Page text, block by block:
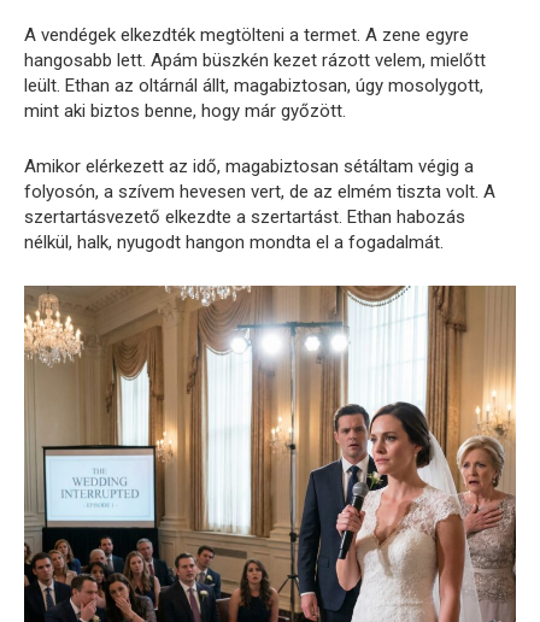
A vendégek elkezdték megtölteni a termet. A zene egyre
hangosabb lett. Apám büszkén kezet rázott velem, mielőtt
leült. Ethan az oltárnál állt, magabiztosan, úgy mosolygott,
mint aki biztos benne, hogy már győzött.
Amikor elérkezett az idő, magabiztosan sétáltam végig a
folyosón, a szívem hevesen vert, de az elmém tiszta volt. A
szertartásvezető elkezdte a szertartást. Ethan habozás
nélkül, halk, nyugodt hangon mondta el a fogadalmát.